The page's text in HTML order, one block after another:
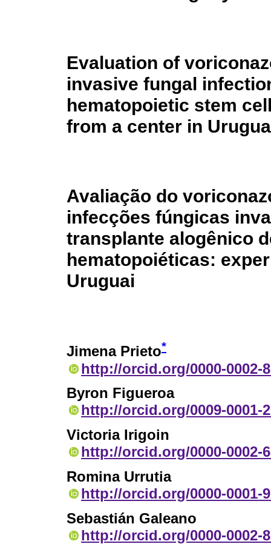
Evaluation of
invasive fungal
hematopoietic stem
from a center in
Avaliação do
infecções fúngicas
transplante alogênico
hematopoiéticas:
Uruguai
Jimena Prieto*
http://orcid.org/0000-0002-
Byron Figueroa
http://orcid.org/0009-0001-
Victoria Irigoin
http://orcid.org/0000-0002-
Romina Urrutia
http://orcid.org/0000-0001-
Sebastián Galeano
http://orcid.org/0000-0002-